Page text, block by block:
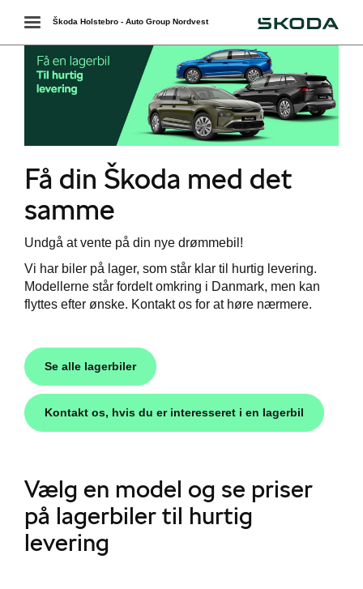
Toggle
navigation
Škoda Holstebro - Auto Group Nordvest
Få din Škoda med det
samme
Undgå at vente på din nye drømmebil!
Vi har biler på lager, som står klar til hurtig levering.
Modellerne står fordelt omkring i Danmark, men kan
flyttes efter ønske. Kontakt os for at høre nærmere.
Se alle lagerbiler
Kontakt os, hvis du er interesseret i en lagerbil
Vælg en model og se priser
på lagerbiler til hurtig
levering